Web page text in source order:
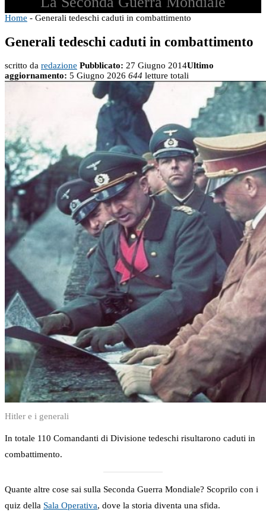
Home - Generali tedeschi caduti in combattimento
Generali tedeschi caduti in combattimento
scritto da redazione Pubblicato: 27 Giugno 2014Ultimo
aggiornamento: 5 Giugno 2026 644 letture totali
Hitler e i generali
In totale 110 Comandanti di Divisione tedeschi risultarono caduti in
combattimento.
Quante altre cose sai sulla Seconda Guerra Mondiale? Scoprilo con i
quiz della Sala Operativa, dove la storia diventa una sfida.